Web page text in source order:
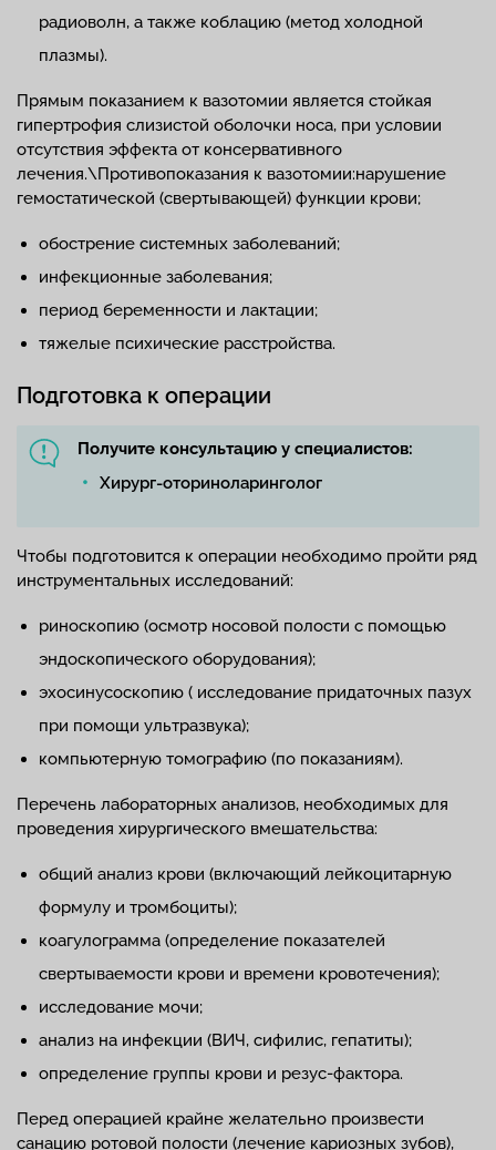
радиоволн, а также коблацию (метод холодной
плазмы).
Прямым показанием к вазотомии является стойкая
гипертрофия слизистой оболочки носа, при условии
отсутствия эффекта от консервативного
лечения.\Противопоказания к вазотомии:нарушение
гемостатической (свертывающей) функции крови;
обострение системных заболеваний;
инфекционные заболевания;
период беременности и лактации;
тяжелые психические расстройства.
Подготовка к операции
Получите консультацию у специалистов:
Хирург-оториноларинголог
Чтобы подготовится к операции необходимо пройти ряд
инструментальных исследований:
риноскопию (осмотр носовой полости с помощью
эндоскопического оборудования);
эхосинусоскопию ( исследование придаточных пазух
при помощи ультразвука);
компьютерную томографию (по показаниям).
Перечень лабораторных анализов, необходимых для
проведения хирургического вмешательства:
общий анализ крови (включающий лейкоцитарную
формулу и тромбоциты);
коагулограмма (определение показателей
свертываемости крови и времени кровотечения);
исследование мочи;
анализ на инфекции (ВИЧ, сифилис, гепатиты);
определение группы крови и резус-фактора.
Перед операцией крайне желательно произвести
санацию ротовой полости (лечение кариозных зубов),